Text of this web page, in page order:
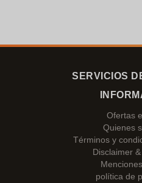
SERVICIOS
Ofertas
Quienes
Términos y
Disclaimer
política de